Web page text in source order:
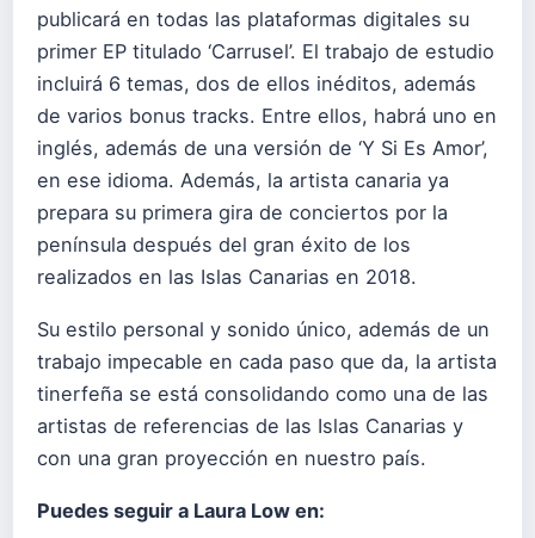
publicará en todas las plataformas digitales su
primer EP titulado ‘Carrusel’. El trabajo de estudio
incluirá 6 temas, dos de ellos inéditos, además
de varios bonus tracks. Entre ellos, habrá uno en
inglés, además de una versión de ‘Y Si Es Amor’,
en ese idioma. Además, la artista canaria ya
prepara su primera gira de conciertos por la
península después del gran éxito de los
realizados en las Islas Canarias en 2018.
Su estilo personal y sonido único, además de un
trabajo impecable en cada paso que da, la artista
tinerfeña se está consolidando como una de las
artistas de referencias de las Islas Canarias y
con una gran proyección en nuestro país.
Puedes seguir a Laura Low en: